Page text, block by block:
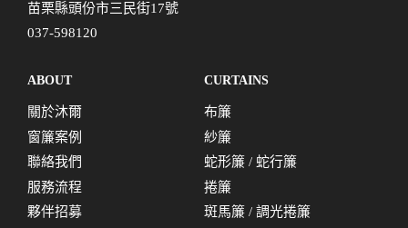
苗栗縣頭份市三民街17號
037-598120
ABOUT
關於沐爾
窗簾案例
聯絡我們
服務流程
夥伴招募
CURTAINS
布簾
紗簾
蛇形簾 / 蛇行簾
捲簾
斑馬簾 / 調光捲簾